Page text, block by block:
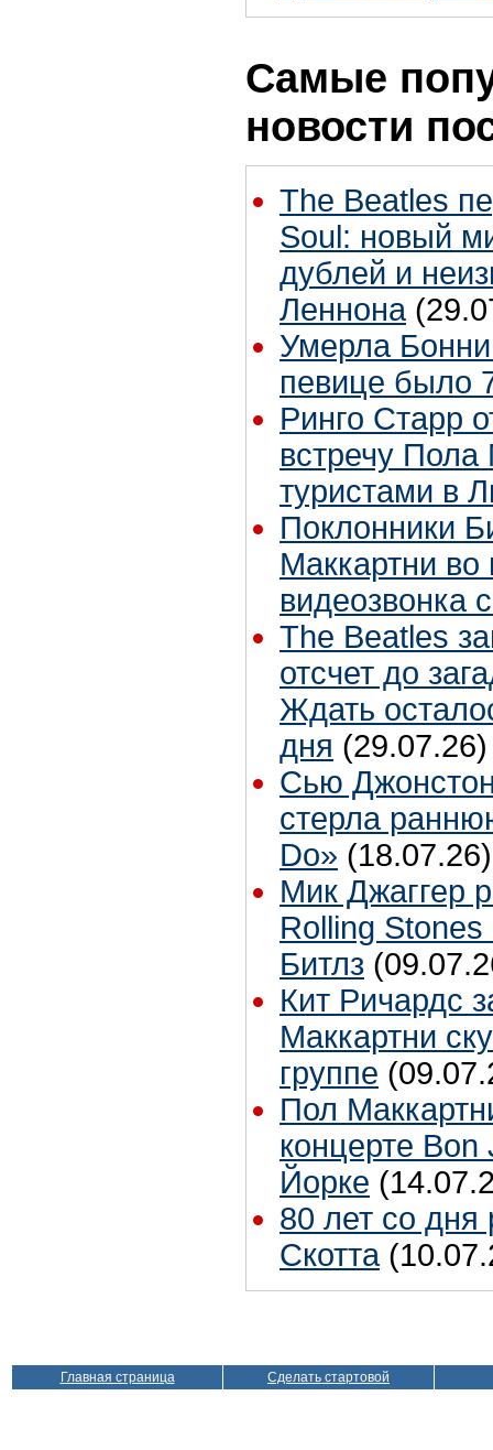
Самые
новости
The Beatles
Soul: новый
дублей и
Леннона
Умерла
певице было
Ринго Старр
встречу Пола
туристами в
Поклонники
Маккартни во
видеозвонка
The Beatles
отсчет до
Ждать
дня (29.07.26)
Сью
стерла
Do» (18.07.26)
Мик Джаггер
Rolling Stones
Битлз
Кит Ричардс
Маккартни
группе
Пол
концерте
Йорке
80 лет со
Скотта
Главная страница Сделать стартовой